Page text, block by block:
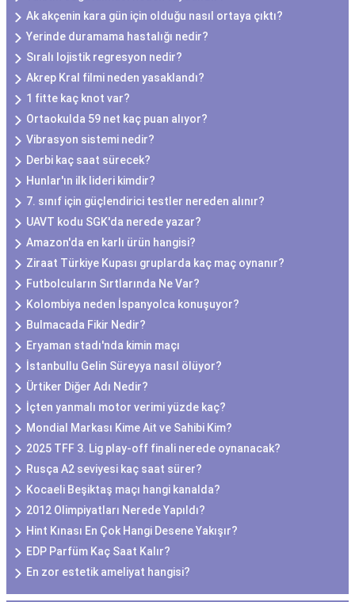
Ak akçenin kara gün için olduğu nasıl ortaya çıktı?
Yerinde duramama hastalığı nedir?
Sıralı lojistik regresyon nedir?
Akrep Kral filmi neden yasaklandı?
1 fitte kaç knot var?
Ortaokulda 59 net kaç puan alıyor?
Vibrasyon sistemi nedir?
Derbi kaç saat sürecek?
Hunlar'ın ilk lideri kimdir?
7. sınıf için güçlendirici testler nereden alınır?
UAVT kodu SGK'da nerede yazar?
Amazon'da en karlı ürün hangisi?
Ziraat Türkiye Kupası gruplarda kaç maç oynanır?
Futbolcuların Sırtlarında Ne Var?
Kolombiya neden İspanyolca konuşuyor?
Bulmacada Fikir Nedir?
Eryaman stadı'nda kimin maçı
İstanbullu Gelin Süreyya nasıl ölüyor?
Ürtiker Diğer Adı Nedir?
İçten yanmalı motor verimi yüzde kaç?
Mondial Markası Kime Ait ve Sahibi Kim?
2025 TFF 3. Lig play-off finali nerede oynanacak?
Rusça A2 seviyesi kaç saat sürer?
Kocaeli Beşiktaş maçı hangi kanalda?
2012 Olimpiyatları Nerede Yapıldı?
Hint Kınası En Çok Hangi Desene Yakışır?
EDP Parfüm Kaç Saat Kalır?
En zor estetik ameliyat hangisi?